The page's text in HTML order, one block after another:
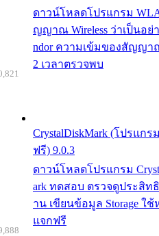
ดาวน์โหลดโปรแกรม
ญญาณ Wireless ว่าเป็นอย่
ndor ความเข้มของสัญญาณ
2 เวลาตรวจพบ
CrystalDiskMark (โปรแกร
ฟรี) 9.0.3
ดาวน์โหลดโปรแกรม
ark ทดสอบ ตรวจดูประสิท
าน เขียนข้อมูล Storage ใช้
แจกฟรี